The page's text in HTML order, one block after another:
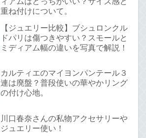
重ね付けについて。
【ジュエリー比較】ブシュロンクル
ドパリは傷つきやすい？スモールと
ミディアム幅の違いを写真で解説！
カルティエのマイヨンパンテール３
連は廃盤？普段使いの華やかリング
の付け心地。
川口春奈さんの私物アクセサリーや
ジュエリー使い！